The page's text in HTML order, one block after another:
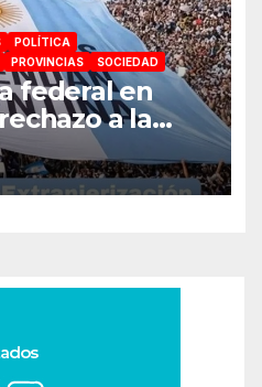
POLÍTICA
PROVINCIAS SOCIEDAD
federal en
a la
de Tierras
Milei: «La
negocia»